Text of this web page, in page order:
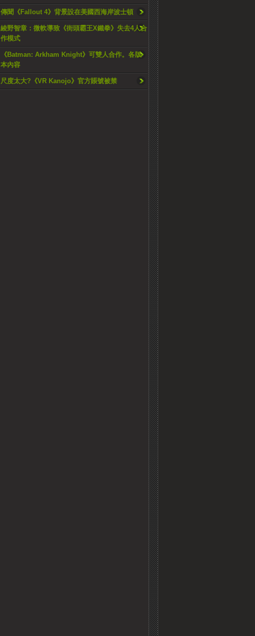
傳聞《Fallout 4》背景設在美國西海岸波士頓
綾野智章：微軟導致《街頭霸王X鐵拳》失去4人合
作模式
《Batman: Arkham Knight》可雙人合作。各版
本內容
尺度太大?《VR Kanojo》官方賬號被禁